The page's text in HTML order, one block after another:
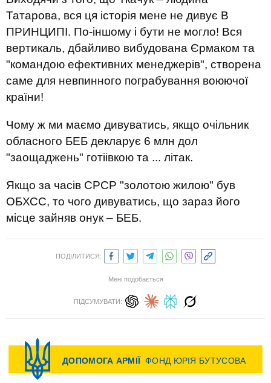
Татарова, вся ця історія мене не дивує В
ПРИНЦИПІ. По-іншому і бути не могло! Вся
вертикаль, дбайливо вибудована Єрмаком та
"командою ефективних менеджерів", створена
саме для невпинного пограбування воюючої
країни!
Чому ж ми маємо дивуватись, якщо очільник
обласного БЕБ декларує 6 млн дол
"заощаджень" готіівкою та ... літак.
Якщо за часів СРСР "золотою жилою" був
ОБХСС, то чого дивуватись, що зараз його
місце зайняв онук – БЕБ.
ПОДІЛИТИСЯ:
Мені подобається
ПІДСУМУВАТИ: